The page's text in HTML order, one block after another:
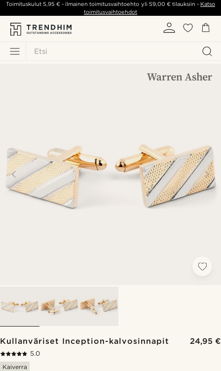
Etsi
Toimituskulut5,95 € - ilmainen toimitusvaihtoehto yli 59,00 €tilauksiin - Katso
toimitusvaihtoehdot
Kullanväriset Inception-kalvosinnapit 24,95 €
5.0
Kaiverra